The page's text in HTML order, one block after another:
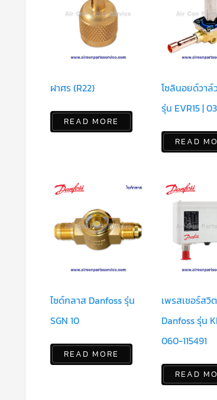
ฝาศร (R22)
READ MORE
โซลินอยด์วาล์
รุ่น EVR15 |
READ
ไซด์กลาส Danfoss รุ่น
SGN 10
READ MORE
เพรสเชอร์สวิ
Danfoss รุ่น
060-115491
READ